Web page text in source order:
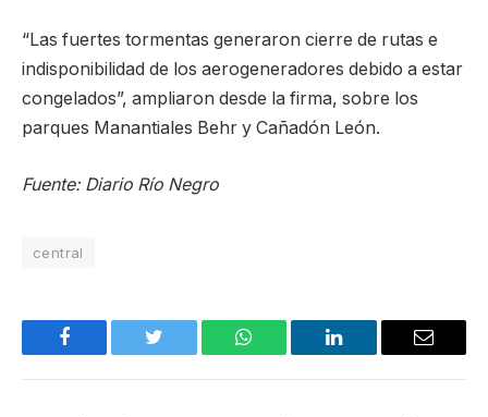
“Las fuertes tormentas generaron cierre de rutas e
indisponibilidad de los aerogeneradores debido a estar
congelados”, ampliaron desde la firma, sobre los
parques Manantiales Behr y Cañadón León.
Fuente: Diario Río Negro
central
Facebook Twitter WhatsApp LinkedIn Email